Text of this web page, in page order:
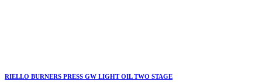
RIELLO BURNERS PRESS GW LIGHT OIL TWO STAGE